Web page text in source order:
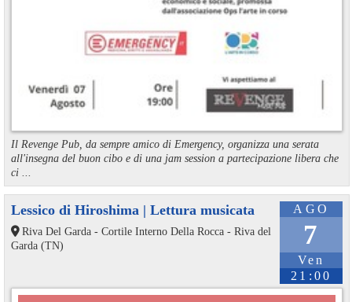
Il Revenge Pub, da sempre amico di Emergency, organizza una serata
all'insegna del buon cibo e di una jam session a partecipazione libera che
ci ...
AGO
7
Ven
21:00
Lessico di Hiroshima | Lettura musicata
Riva Del Garda - Cortile Interno Della Rocca - Riva del
Garda (TN)